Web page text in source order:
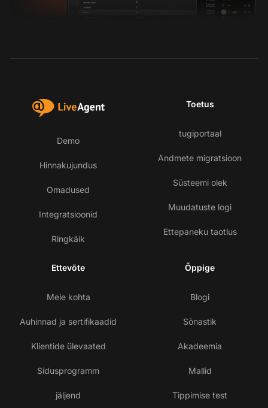
Demo
Hinnakujundus
Omadused
Integratsioonid
Ringkäik
Toetus
tugiportaal
Andmete migratsioon
Süsteemi olek
Muudatuste logi
Ettepaneku taotlus
Ettevõte
Meie kohta
Auhinnad ja sertifikaadid
Klientide ülevaated
Sidusprogramm
jäljend
Õppige
Blogi
Sõnastik
Akadeemia
Mallid
Tippimise test